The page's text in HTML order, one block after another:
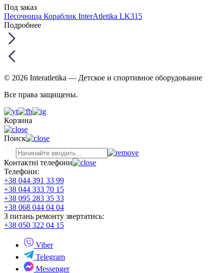
Под заказ
Песочница Кораблик InterAtletika LK315
Подробнее
© 2026 Interatletika — Детское и спортивное оборудование
Все права защищены.
Корзина
Поиск
Контактні телефони
Телефони:
+38 044 391 33 99
+38 044 333 70 15
+38 095 283 35 33
+38 068 044 04 04
З питань ремонту звертатись:
+38 050 322 04 15
Viber
Telegram
Messenger